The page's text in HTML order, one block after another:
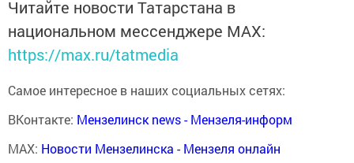
Читайте новости Татарстана в
национальном мессенджере MАХ:
https://max.ru/tatmedia
Самое интересное в наших социальных сетях:
ВКонтакте: Мензелинск news - Мензеля-информ
MAX: Новости Мензелинска - Мензеля онлайн